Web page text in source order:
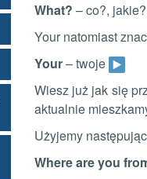
What? – co?,
Your natomiast
Your– twoje
Wiesz już jak się
aktualnie
Użyjemy
Where are you